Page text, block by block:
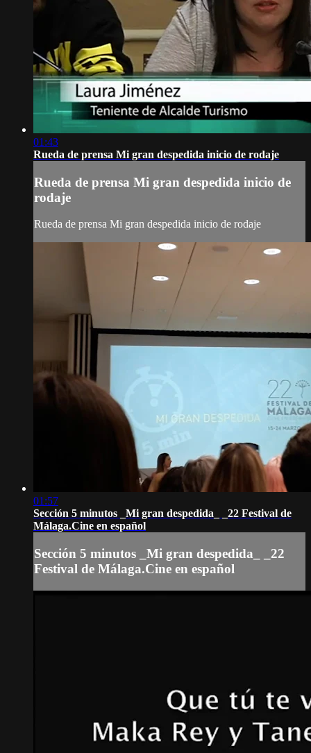
01:43
Rueda de prensa Mi gran despedida inicio de rodaje
Rueda de prensa Mi gran despedida inicio de
rodaje
Rueda de prensa Mi gran despedida inicio de rodaje
01:57
Sección 5 minutos _Mi gran despedida_ _22 Festival de
Málaga.Cine en español
Sección 5 minutos _Mi gran despedida_ _22
Festival de Málaga.Cine en español